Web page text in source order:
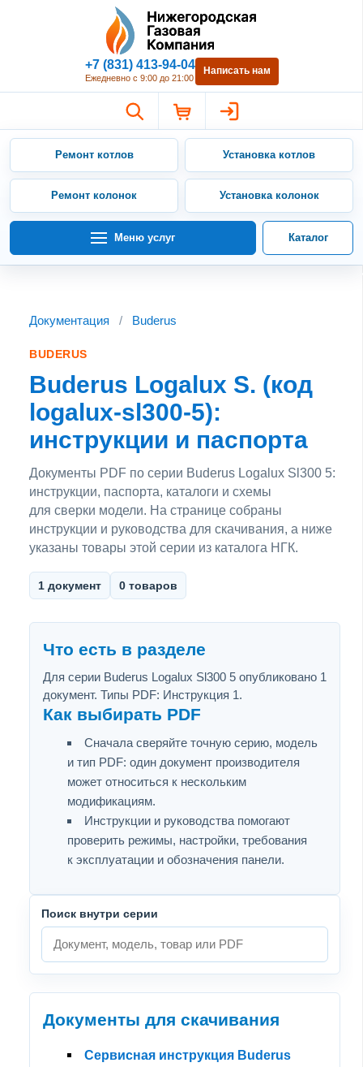
Нижегородская Газовая
+7 (831) 413-94-04
Ежедневно с 9:00 до 21:00
Написать нам
Ремонт котлов Установка котлов
Ремонт колонок Установка колонок
Меню услуг Каталог
Документация / Buderus
BUDERUS
Buderus Logalux S. (код
logalux-sl300-5):
инструкции и паспорта
Документы PDF по серии Buderus Logalux Sl300 5:
инструкции, паспорта, каталоги и схемы
для сверки модели. На странице собраны
инструкции и руководства для скачивания, а ниже
указаны товары этой серии из каталога НГК.
1 документ 0 товаров
Что есть в разделе
Для серии Buderus Logalux Sl300 5 опубликовано 1
документ. Типы PDF: Инструкция 1.
Как выбирать PDF
Сначала сверяйте точную серию, модель
и тип PDF: один документ производителя
может относиться к нескольким
модификациям.
Инструкции и руководства помогают
проверить режимы, настройки, требования
к эксплуатации и обозначения панели.
Поиск внутри серии
Документы для скачивания
Сервисная инструкция Buderus